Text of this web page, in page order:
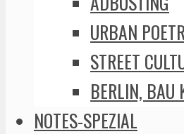
URBAN
STREET
BERLIN, BAU
NOTES-SPEZIAL